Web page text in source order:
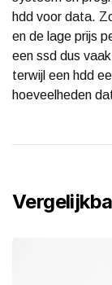
hdd voor data.
en de lage prijs
een ssd dus
terwijl een hdd
hoeveelheden